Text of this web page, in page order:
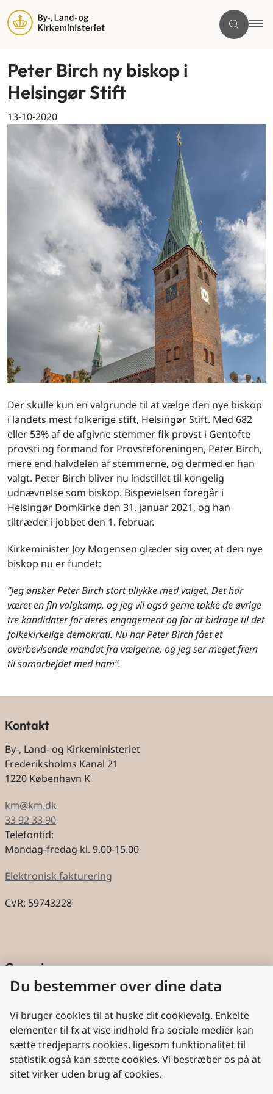
Peter Birch ny biskop i
Helsingør Stift
13-10-2020
Der skulle kun en valgrunde til at vælge den nye biskop
i landets mest folkerige stift, Helsingør Stift. Med 682
eller 53% af de afgivne stemmer fik provst i Gentofte
provsti og formand for Provsteforeningen, Peter Birch,
mere end halvdelen af stemmerne, og dermed er han
valgt. Peter Birch bliver nu indstillet til kongelig
udnævnelse som biskop. Bispevielsen foregår i
Helsingør Domkirke den 31. januar 2021, og han
tiltræder i jobbet den 1. februar.
Kirkeminister Joy Mogensen glæder sig over, at den nye
biskop nu er fundet:
”Jeg ønsker Peter Birch stort tillykke med valget. Det har
været en fin valgkamp, og jeg vil også gerne takke de øvrige
tre kandidater for deres engagement og for at bidrage til det
folkekirkelige demokrati. Nu har Peter Birch fået et
overbevisende mandat fra vælgerne, og jeg ser meget frem
til samarbejdet med ham”.
Kontakt
By-, Land- og Kirkeministeriet
Frederiksholms Kanal 21
1220 København K
km@km.dk
33 92 33 90
Telefontid:
Mandag-fredag kl. 9.00-15.00
Elektronisk fakturering
CVR: 59743228
Genveje
Cookies
Aktindsigt
Persondatabeskyttelse
Nyttige links
Du bestemmer over dine data
Vi bruger cookies til at huske dit cookievalg. Enkelte
elementer til fx at vise indhold fra sociale medier kan
sætte tredjeparts cookies, ligesom funktionalitet til
statistik også kan sætte cookies. Vi bestræber os på at
sitet virker uden brug af cookies.